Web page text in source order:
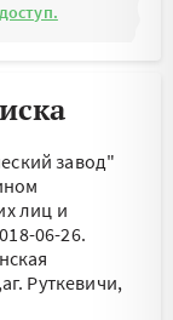
завод"
лиц и
06-26.
Руткевичи,